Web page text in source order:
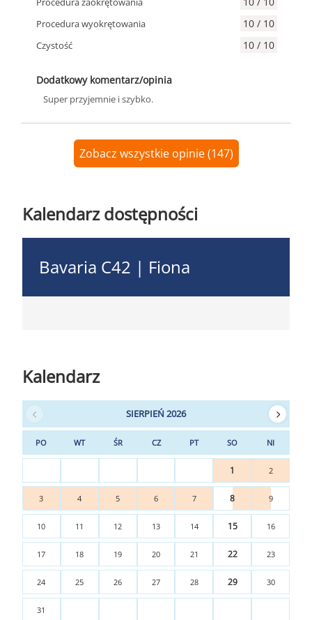
Procedura wyokrętowania 10 / 10
Czystość 10 / 10
Dodatkowy komentarz/opinia
Super przyjemnie i szybko.
Zobacz wszystkie opinie (147)
Kalendarz dostępności
Bavaria C42 | Fiona
Kalendarz
SIERPIEŃ 2026
PO WT ŚR CZ PT SO NI
1 2
3 4 5 6 7 8 9
10 11 12 13 14 15 16
17 18 19 20 21 22 23
24 25 26 27 28 29 30
31